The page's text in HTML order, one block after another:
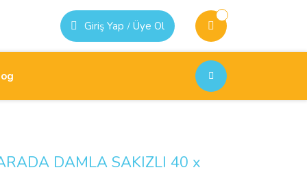
Giriş Yap / Üye Ol
DAMLA SAKIZLI 40 x